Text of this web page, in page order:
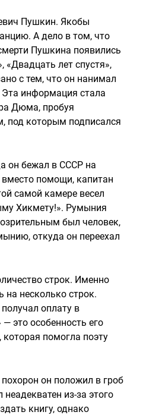
Пушкин. Якобы
А дело в том, что
Пушкина появились
лет спустя»,
с тем, что он нанимал
Эта информация стала
Дюма, пробуя
под которым подписался
он бежал в СССР на
помощи, капитан
самой камере весел
Хикмету!». Румыния
был человек,
откуда он переехал
строк. Именно
на несколько строк.
оплату в
это особенность его
помогла поэту
он положил в гроб
из-за этого
книгу, однако